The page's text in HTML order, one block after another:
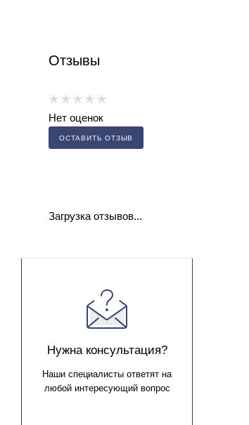
Отзывы
Нет оценок
ОСТАВИТЬ ОТЗЫВ
Загрузка отзывов...
Нужна консультация?
Наши специалисты ответят на
любой интересующий вопрос